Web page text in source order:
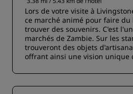
Lors de votre visite à
ce marché animé pour faire du
trouver des souvenirs. C'est
marchés de Zambie. Sur les
trouveront des objets
offrant ainsi une vision unique